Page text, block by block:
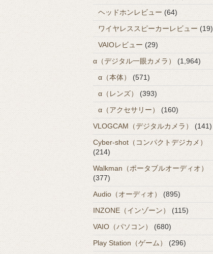
ヘッドホンレビュー (64)
ワイヤレススピーカーレビュー (19)
VAIOレビュー (29)
α（デジタル一眼カメラ）
(1,964)
α（本体）
(571)
α（レンズ）
(393)
α（アクセサリー）
(160)
VLOGCAM（デジタルカメラ）
(141)
Cyber-shot（コンパクトデジカメ）
(214)
Walkman（ポータブルオーディオ）
(377)
Audio（オーディオ）
(895)
INZONE（インゾーン）
(115)
VAIO（パソコン）
(680)
Play Station（ゲーム）
(296)